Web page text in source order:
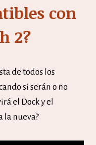
con
2?
de todos los
si serán o no
el Dock y el
la nueva?